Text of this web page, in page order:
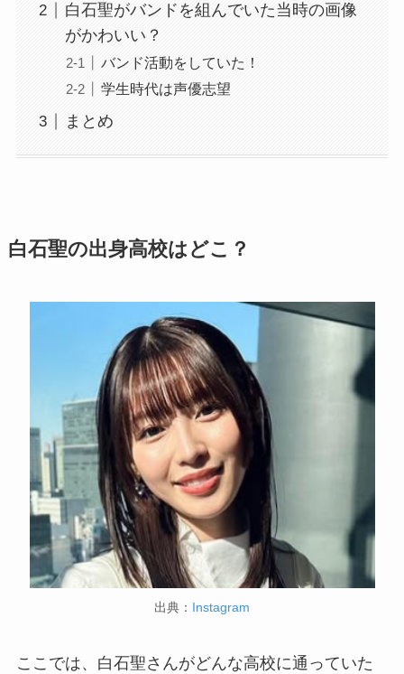
白石聖がバンドを組んでいた当時の画像
がかわいい？
バンド活動をしていた！
学生時代は声優志望
まとめ
白石聖の出身高校はどこ？
出典： Instagram
ここでは、白石聖さんがどんな高校に通っていた